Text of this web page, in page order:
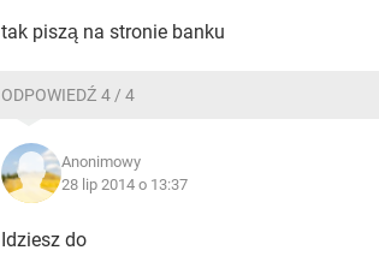
tak piszą na stronie banku
ODPOWIEDŹ 4 / 4
Anonimowy
28 lip 2014 o 13:37
Idziesz do